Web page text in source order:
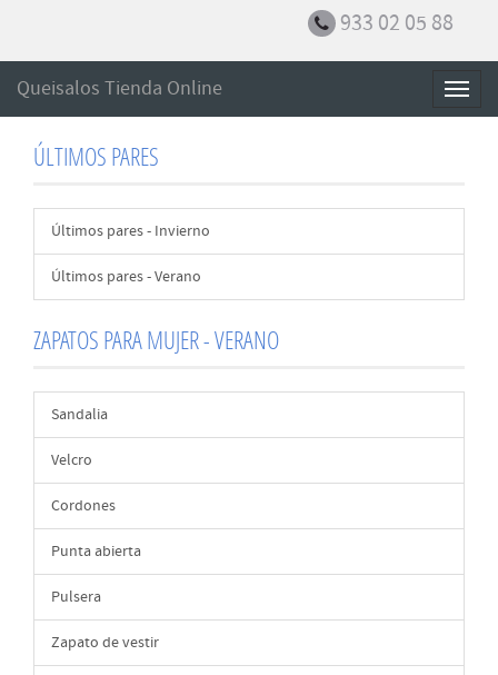
933 02 05 88
Queisalos Tienda Online
ÚLTIMOS PARES
Últimos pares - Invierno
Últimos pares - Verano
ZAPATOS PARA MUJER - VERANO
Sandalia
Velcro
Cordones
Punta abierta
Pulsera
Zapato de vestir